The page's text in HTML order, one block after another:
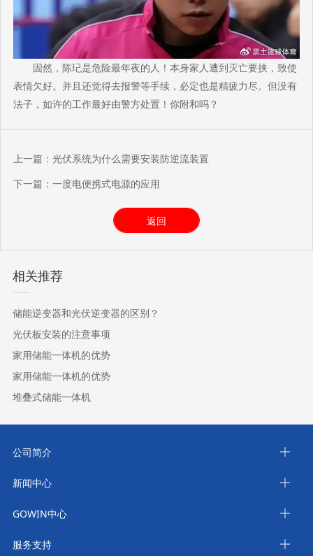
固然，陈玘是危险最年夜的人！本身家人遭到灭亡要挟，致使
表情欠好。并且还觉得去报警等手续，必定也是精疲力尽。但没有
法子，如许的工作最好由警方处置！你附和吗？
上一篇： 光伏系统为什么需要安装防逆流装置
下一篇： 一度电便携式电源的应用
返回
相关推荐
储能逆变器和光伏逆变器的区别？
光伏板安装的注意事项
家用储能一体机的优势
家用储能一体机的优势
堆叠式储能一体机
公司简介
新闻中心
GOWIN中心
服务支持